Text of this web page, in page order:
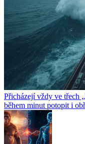
Přicházejí vždy ve třech
během minut potopit i